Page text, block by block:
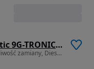
Mercedes-Benz GLC 400 d 4Matic 9G-TRONIC AMG Line
2925 cm3 • 330 KM • Zarejestrowany, Możliwość zamiany, Diesel, ///AMG